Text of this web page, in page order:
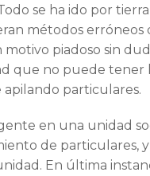
se ha ido por
métodos
piadoso sin
que no puede tener
particulares.
en una unidad
de particulares, y
En última